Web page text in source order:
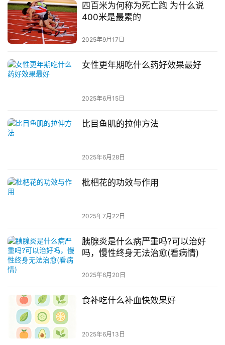
四百米为何称为死亡跑 为什么说
400米是最累的
2025年9月17日
女性更年期吃什么药好效果最好
2025年6月15日
比目鱼肌的拉伸方法
2025年6月28日
枇杷花的功效与作用
2025年7月22日
胰腺炎是什么病严重吗?可以治好
吗，慢性终身无法治愈(看病情)
2025年6月20日
食补吃什么补血快效果好
2025年6月13日